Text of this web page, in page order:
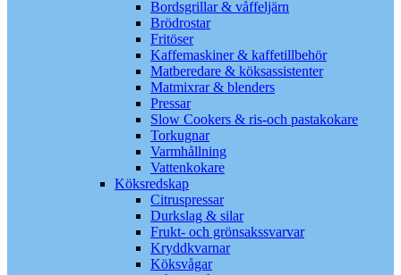
Bordsgrillar & våffeljärn
Brödrostar
Fritöser
Kaffemaskiner & kaffetillbehör
Matberedare & köksassistenter
Matmixrar & blenders
Pressar
Slow Cookers & ris-och pastakokare
Torkugnar
Varmhållning
Vattenkokare
Köksredskap
Citruspressar
Durkslag & silar
Frukt- och grönsakssvarvar
Kryddkvarnar
Köksvågar